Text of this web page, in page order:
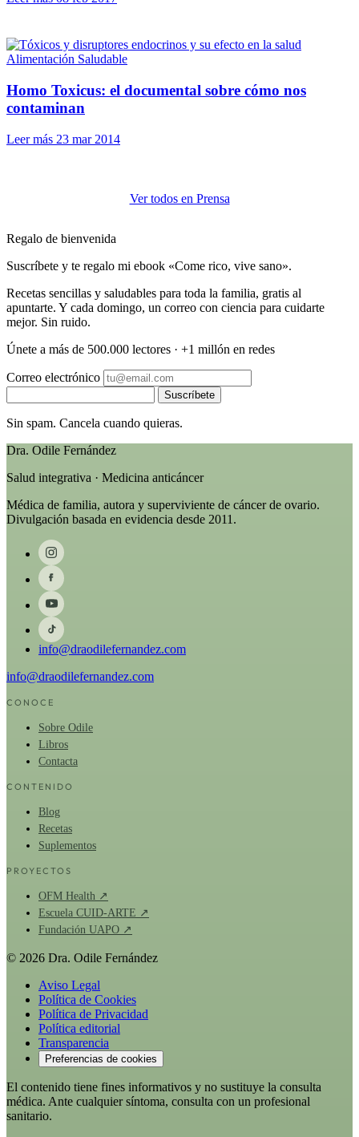
Alimentación Saludable
Homo Toxicus: el documental sobre cómo nos
contaminan
Leer más 23 mar 2014
Ver todos en Prensa
Regalo de bienvenida
Suscríbete y te regalo mi ebook «Come rico, vive sano».
Recetas sencillas y saludables para toda la familia, gratis al
apuntarte. Y cada domingo, un correo con ciencia para cuidarte
mejor. Sin ruido.
Únete a más de 500.000 lectores · +1 millón en redes
Correo electrónico
Suscríbete
Sin spam. Cancela cuando quieras.
Dra. Odile Fernández
Salud integrativa · Medicina anticáncer
Médica de familia, autora y superviviente de cáncer de ovario.
Divulgación basada en evidencia desde 2011.
info@draodilefernandez.com
info@draodilefernandez.com
CONOCE
Sobre Odile
Libros
Contacta
CONTENIDO
Blog
Recetas
Suplementos
PROYECTOS
OFM Health ↗
Escuela CUID-ARTE ↗
Fundación UAPO ↗
© 2026 Dra. Odile Fernández
Aviso Legal
Política de Cookies
Política de Privacidad
Política editorial
Transparencia
Preferencias de cookies
El contenido tiene fines informativos y no sustituye la consulta
médica. Ante cualquier síntoma, consulta con un profesional
sanitario.